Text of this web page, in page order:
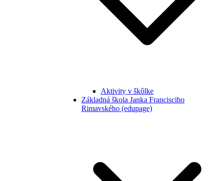
Aktivity v škôlke
Základná škola Janka Francisciho
Rimavského (edupage)